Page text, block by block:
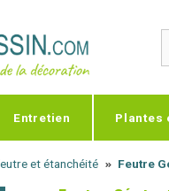
Entretien Plantes
et étanchéité Feutre